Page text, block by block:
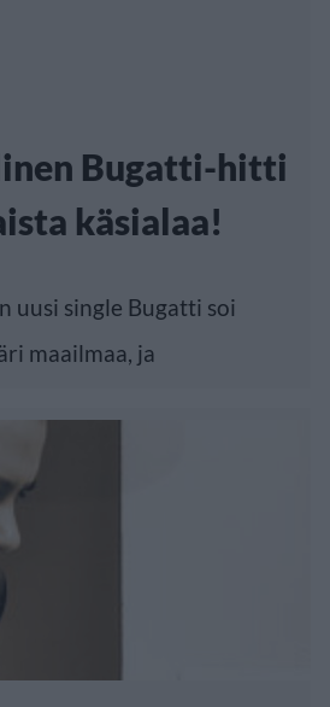
Bugatti-hitti
käsialaa!
uusi single Bugatti soi
maailmaa, ja